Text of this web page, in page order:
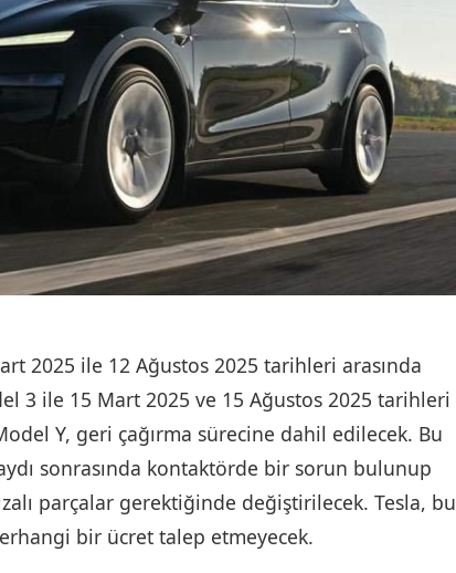
2025 ile 12 Ağustos 2025 tarihleri arasında
3 ile 15 Mart 2025 ve 15 Ağustos 2025 tarihleri
Y, geri çağırma sürecine dahil edilecek. Bu
sonrasında kontaktörde bir sorun bulunup
parçalar gerektiğinde değiştirilecek. Tesla, bu
bir ücret talep etmeyecek.